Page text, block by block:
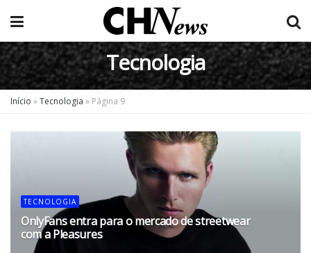
Tecnologia
Início »Tecnologia » Página 9
TECNOLOGIA
OnlyFans entra para o mercado de streetwear
com a Pleasures